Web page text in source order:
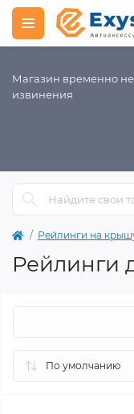
Магазин временно
извинения
Рейлинги на
Рейлинги